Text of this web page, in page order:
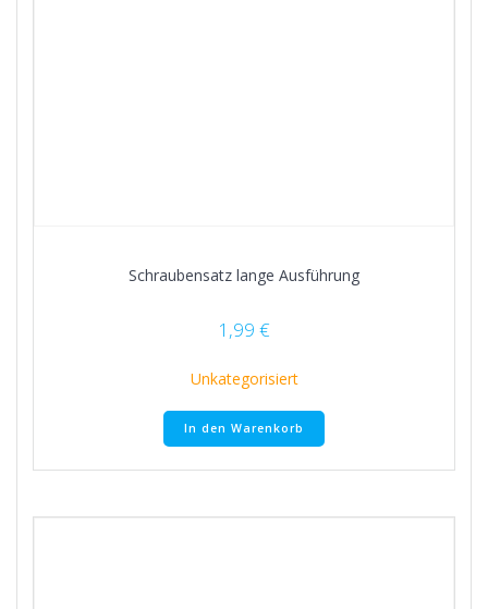
Schraubensatz lange Ausführung
1,99 €
Unkategorisiert
In den Warenkorb